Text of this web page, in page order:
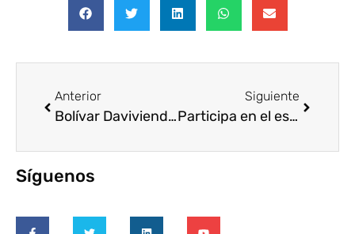
Anterior
Bolívar Davivienda-Bogotá: «Unidos por el propósito, y por la vida»
Siguiente
Participa en el estudio de digitalización en la economía social
Síguenos